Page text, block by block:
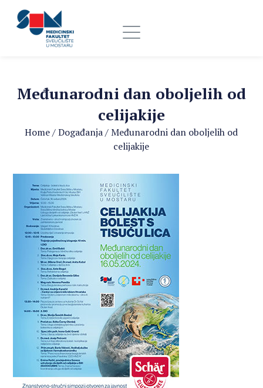
Međunarodni dan oboljelih od
celijakije
Home/Događanja/Međunarodni dan oboljelih od
celijakije